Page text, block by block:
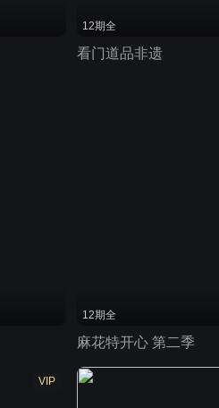
12期全
看门道品非遗
12期全
麻花特开心 第二季
VIP